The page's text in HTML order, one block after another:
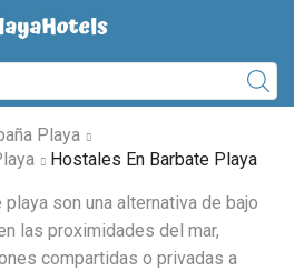
input
Playa
Hostales En Barbate Playa
son una alternativa de bajo
las proximidades del mar,
compartidas o privadas a